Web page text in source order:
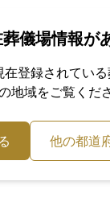
儀場情報が
在登録されてい
地域をご覧くださ
他の都道